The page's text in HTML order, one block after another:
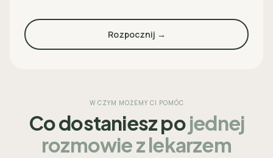
Rozpocznij →
W CZYM MOŻEMY CI POMÓC
Co dostaniesz pojednej
rozmowie z lekarzem